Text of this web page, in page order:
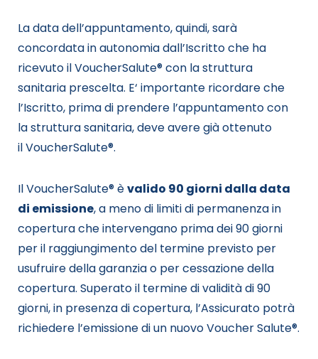
La datadell’appuntamento,quindi, sarà
concordata in autonomia dall’Iscritto che ha
ricevuto ilVoucherSalute® con la struttura
sanitaria prescelta. E‘ importante ricordare che
l’Iscritto, prima di prendere l’appuntamento con
la struttura sanitaria,deve avere già ottenuto
ilVoucherSalute®.
Il VoucherSalute® èvalido 90 giorni dalla data
di emissione, a meno di limiti di permanenza in
copertura che intervengano prima dei 90 giorni
per il raggiungimento del termine previsto per
usufruire della garanzia o per cessazione della
copertura. Superato il termine di validità di 90
giorni, in presenza di copertura, l’Assicurato potrà
richiedere l’emissione di un nuovo Voucher Salute®.